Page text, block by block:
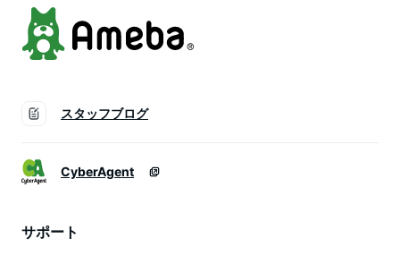
スタッフブログ
CyberAgent
サポート